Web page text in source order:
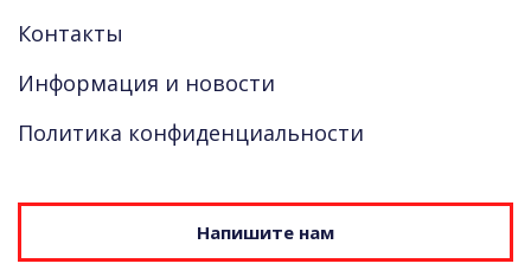
Контакты
Информация и новости
Политика конфиденциальности
Напишите нам